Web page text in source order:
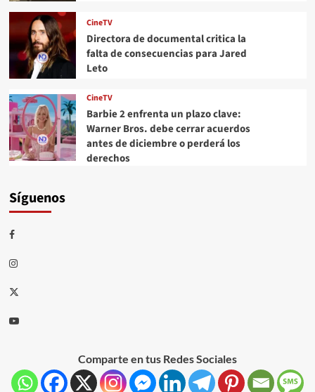
CineTV
Directora de documental critica la
falta de consecuencias para Jared
Leto
CineTV
Barbie 2 enfrenta un plazo clave:
Warner Bros. debe cerrar acuerdos
antes de diciembre o perderá los
derechos
Síguenos
Comparte en tus Redes Sociales